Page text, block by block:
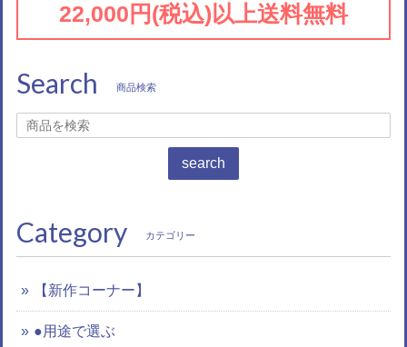
22,000円(税込)以上送料無料
Search 商品検索
search
Category カテゴリー
【新作コーナー】
●用途で選ぶ